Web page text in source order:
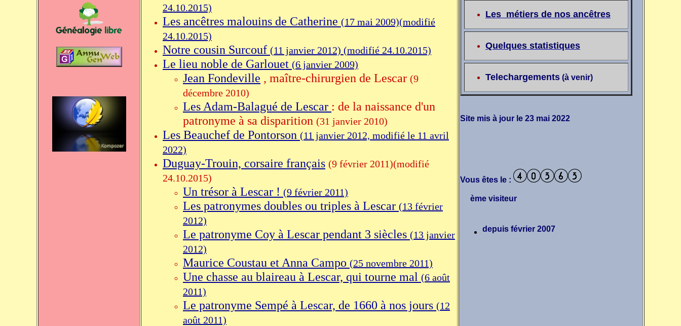
24.10.2015)
Les ancêtres malouins de Catherine (17 mai 2009)(modifié
24.10.2015)
Notre cousin Surcouf (11 janvier 2012) (modifié 24.10.2015)
Le lieu noble de Garlouet (6 janvier 2009)
Jean Fondeville , maître-chirurgien de Lescar (9
décembre 2010)
Les Adam-Balagué de Lescar : de la naissance d'un
patronyme à sa disparition (31 janvier 2010)
Les Beauchef de Pontorson (11 janvier 2012, modifié le 11 avril
2022)
Duguay-Trouin, corsaire français (9 février 2011)(modifié
24.10.2015)
Un trésor à Lescar ! (9 février 2011)
Les patronymes doubles ou triples à Lescar (13 février
2012)
Le patronyme Coy à Lescar pendant 3 siècles (13 janvier
2012)
Maurice Coustau et Anna Campo (25 novembre 2011)
Une chasse au blaireau à Lescar, qui tourne mal (6 août
2011)
Le patronyme Sempé à Lescar, de 1660 à nos jours (12
août 2011)
Les métiers de nos ancêtres
Quelques statistiques
Telechargements (à venir)
Site mis à jour le 23 mai 2022
Vous êtes le :
ème visiteur
depuis février 2007